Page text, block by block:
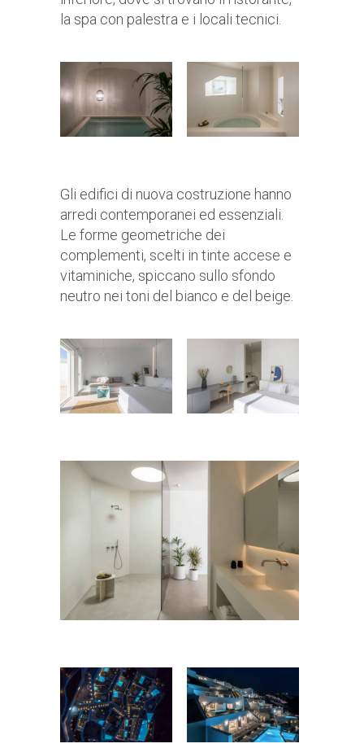
la spa con palestra e i locali tecnici.
Gli edifici di nuova costruzione hanno
arredi contemporanei ed essenziali.
Le forme geometriche dei
complementi, scelti in tinte accese e
vitaminiche, spiccano sullo sfondo
neutro nei toni del bianco e del beige.